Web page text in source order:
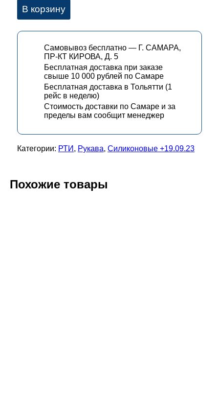
В корзину
Самовывоз бесплатно — Г. САМАРА,
ПР-КТ КИРОВА, Д. 5
Бесплатная доставка при заказе
свыше 10 000 рублей по Самаре
Бесплатная доставка в Тольятти (1
рейс в неделю)
Стоимость доставки по Самаре и за
пределы вам сообщит менеджер
Категории: РТИ , Рукава, Силиконовые +19.09.23
Похожие товары